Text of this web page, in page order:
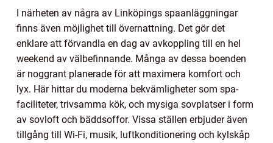
I närheten av några av Linköpings spaanläggningar
finns även möjlighet till övernattning. Det gör det
enklare att förvandla en dag av avkoppling till en hel
weekend av välbefinnande. Många av dessa boenden
är noggrant planerade för att maximera komfort och
lyx. Här hittar du moderna bekvämligheter som spa-
faciliteter, trivsamma kök, och mysiga sovplatser i form
av sovloft och bäddsoffor. Vissa ställen erbjuder även
tillgång till Wi-Fi, musik, luftkonditionering och kylskåp